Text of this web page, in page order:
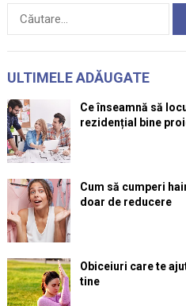
Caută
ULTIMELE ADĂUGATE
Ce înseamnă să
rezidențial bine
Cum să cumperi
doar de reducere
Obiceiuri care te
tine